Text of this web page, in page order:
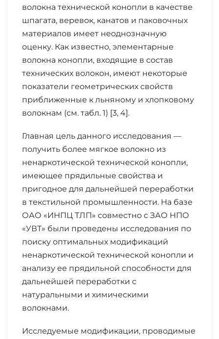
волокна технической конопли в качестве
шпагата, веревок, канатов и паковочных
материалов имеет неоднозначную
оценку. Как известно, элементарные
волокна конопли, входящие в состав
технических волокон, имеют некоторые
показатели геометрических свойств
приближенные к льняному и хлопковому
волокнам (см. табл. 1) [3, 4].
Главная цель данного исследования —
получить более мягкое волокно из
ненаркотической технической конопли,
имеющее прядильные свойства и
пригодное для дальнейшей переработки
в текстильной промышленности. На базе
ОАО «ИНПЦ ТЛП» совместно с ЗАО НПО
«УВТ» были проведены исследования по
поиску оптимальных модификаций
ненаркотической технической конопли и
анализу ее прядильной способности для
дальнейшей переработки с
натуральными и химическими
волокнами.
Исследуемые модификации, проводимые